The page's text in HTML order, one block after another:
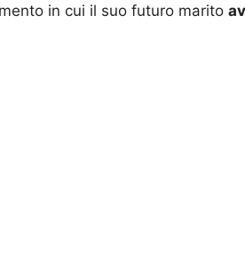
in cui il suo futuro marito